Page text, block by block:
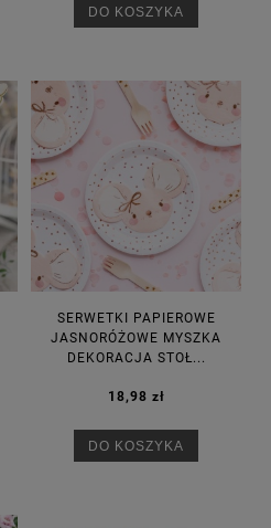
DO KOSZYKA
SERWETKI PAPIEROWE
JASNORÓŻOWE MYSZKA
DEKORACJA STOŁ...
18,98 zł
DO KOSZYKA